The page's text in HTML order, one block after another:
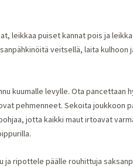
leikkaa puiset kannat pois ja
veitsellä, laita kulhoon
kuumalle levylle. Ota pancettaan
pehmenneet. Sekoita joukkoon
jotta kaikki maut irtoavat
ripottele päälle rouhittuja